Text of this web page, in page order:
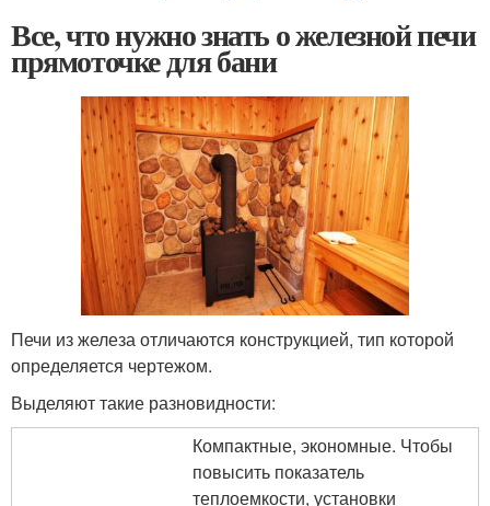
Все, что нужно знать о железной печи
прямоточке для бани
Печи из железа отличаются конструкцией, тип которой
определяется чертежом.
Выделяют такие разновидности:
Компактные, экономные. Чтобы
повысить показатель
теплоемкости, установки